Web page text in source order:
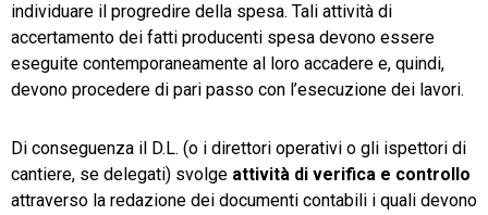
individuare il progredire della spesa. Tali attività di
accertamento dei fatti producenti spesa devono essere
eseguite contemporaneamente al loro accadere e, quindi,
devono procedere di pari passo con l’esecuzione dei lavori.
Di conseguenza il D.L. (o i direttori operativi o gli ispettori di
cantiere, se delegati) svolge attività di verifica e controllo
attraverso la redazione dei documenti contabili i quali devono